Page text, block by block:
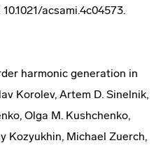
acsami.4c04573.
harmonic generation in
Korolev, Artem D. Sinelnik,
Olga M. Kushchenko,
Kozyukhin, Michael Zuerch,